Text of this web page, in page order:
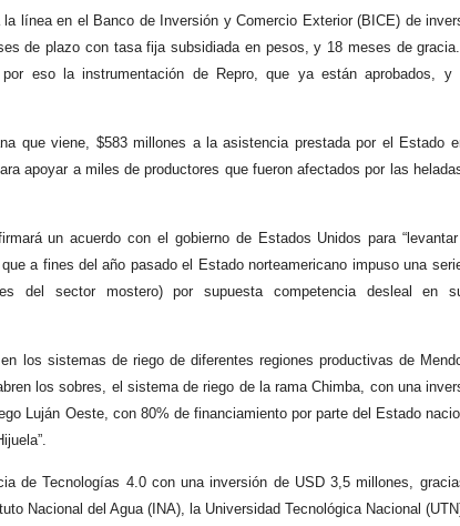
línea en el Banco de Inversión y Comercio Exterior (BICE) de
de plazo con tasa fija subsidiada en pesos, y 18 meses de gracia.
eso la instrumentación de Repro, que ya están aprobados, y
que viene, $583 millones a la asistencia prestada por el Estado
apoyar a miles de productores que fueron afectados por las
un acuerdo con el gobierno de Estados Unidos para
a fines del año pasado el Estado norteamericano impuso una
del sector mostero) por supuesta competencia desleal en
los sistemas de riego de diferentes regiones productivas de
los sobres, el sistema de riego de la rama Chimba, con una
Luján Oeste, con 80% de financiamiento por parte del Estado
de Tecnologías 4.0 con una inversión de USD 3,5 millones,
Nacional del Agua (INA), la Universidad Tecnológica Nacional